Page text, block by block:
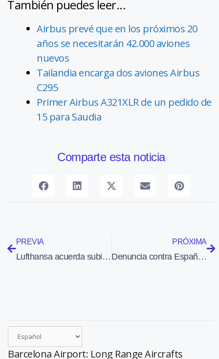
También puedes leer...
Airbus prevé que en los próximos 20
años se necesitarán 42.000 aviones
nuevos
Tailandia encarga dos aviones Airbus
C295
Primer Airbus A321XLR de un pedido de
15 para Saudia
Comparte esta noticia
PREVIA
Lufthansa acuerda subir el sueldo un 3,95% a sus tripulantes de cabina
PRÓXIMA
Denuncia contra España en la Comisisón Europea por comprometer la seguridad aérea
Barcelona Airport: Long Range Aircrafts